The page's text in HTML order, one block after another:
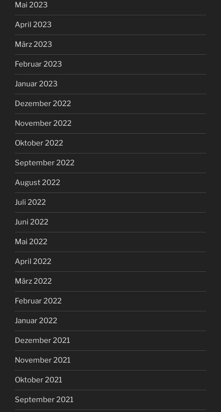
Mai 2023
April 2023
März 2023
Februar 2023
Januar 2023
Dezember 2022
November 2022
Oktober 2022
September 2022
August 2022
Juli 2022
Juni 2022
Mai 2022
April 2022
März 2022
Februar 2022
Januar 2022
Dezember 2021
November 2021
Oktober 2021
September 2021